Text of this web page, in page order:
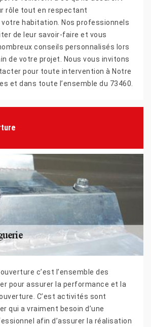
rôle tout en respectant
habitation. Nos professionnels
de leur savoir-faire et vous
conseils personnalisés lors
de votre projet. Nous vous invitons
pour toute intervention à Notre
et dans toute l’ensemble du 73460.
c’est l’ensemble des
pour assurer la performance et la
C’est activités sont
qui a vraiment besoin d’une
afin d’assurer la réalisation